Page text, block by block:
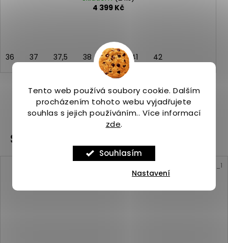
Tento web používá soubory cookie. Dalším
procházením tohoto webu vyjadřujete
souhlas s jejich používáním.. Více informací
zde.
Souhlasím
Nastavení
4 399 Kč
36 37 37,5 38 39 41 42
ZOBRAZIT VŠECHNY PODOBNÉ PRODUKTY
Související produkty
ASP_00101536_10_1